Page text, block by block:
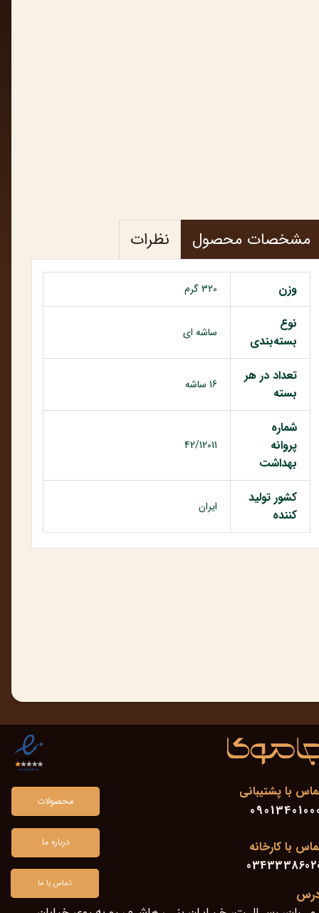
مشخصات محصول نظرات
وزن 320 گرم
نوع
بسته‌بندی
ساشه ای
تعداد در هر
بسته
16 ساشه
شماره
پروانه
بهداشت
42/12011
کشور تولید
کننده
ایران
با پشتیبانی
با کارخانه
محصولات
درباره ما
تماس با ما